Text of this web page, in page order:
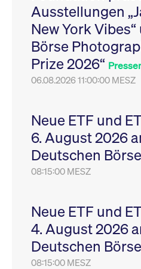
Ausstellungen
New York
Börse
Prize 2026“
06.08.2026 11:00:00 MESZ
Neue ETF und
6. August 2026
Deutschen Börse
08:15:00 MESZ
Neue ETF und
4. August 2026
Deutschen Börse
08:15:00 MESZ
VISITOR_PRIVACY_METADATA